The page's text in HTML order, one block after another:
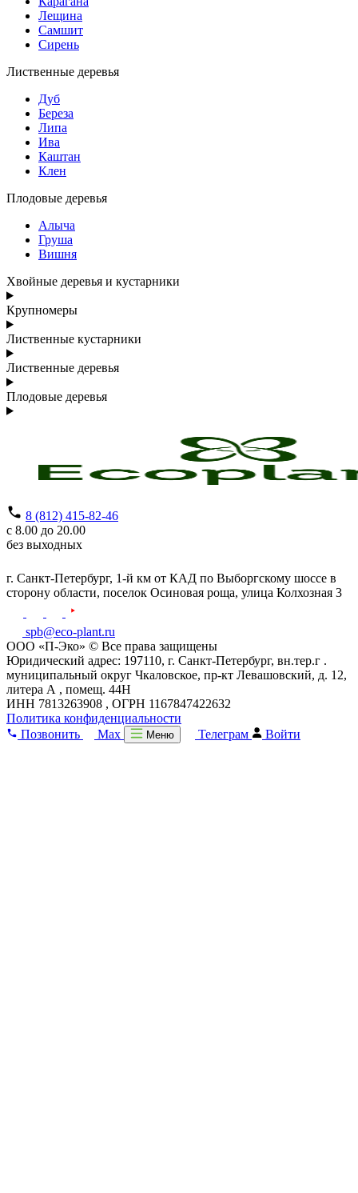
Лещина
Самшит
Сирень
Лиственные деревья
Дуб
Береза
Липа
Ива
Каштан
Клен
Плодовые деревья
Алыча
Груша
Вишня
Хвойные деревья и кустарники
Крупномеры
Лиственные кустарники
Лиственные деревья
Плодовые деревья
8 (812) 415-82-46
с 8.00 до 20.00
без выходных
г. Санкт-Петербург, 1-й км от КАД по Выборгскому шоссе в
сторону области, поселок Осиновая роща, улица Колхозная 3
spb@eco-plant.ru
ООО «П-Эко» © Все права защищены
Юридический адрес: 197110, г. Санкт-Петербург, вн.тер.г .
муниципальный округ Чкаловское, пр-кт Левашовский, д. 12,
литера А , помещ. 44Н
ИНН 7813263908 , ОГРН 1167847422632
Политика конфиденциальности
Позвонить
Max Меню Телеграм Войти